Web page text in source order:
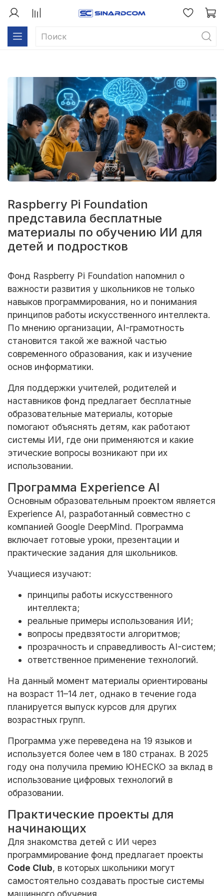
Raspberry Pi Foundation
представила бесплатные
материалы по обучению ИИ для
детей и подростков
Фонд Raspberry Pi Foundation напомнил о
важности развития у школьников не только
навыков программирования, но и понимания
принципов работы искусственного интеллекта.
По мнению организации, AI-грамотность
становится такой же важной частью
современного образования, как и изучение
основ информатики.
Для поддержки учителей, родителей и
наставников фонд предлагает бесплатные
образовательные материалы, которые
помогают объяснять детям, как работают
системы ИИ, где они применяются и какие
этические вопросы возникают при их
использовании.
Программа Experience AI
Основным образовательным проектом является
Experience AI, разработанный совместно с
компанией Google DeepMind. Программа
включает готовые уроки, презентации и
практические задания для школьников.
Учащиеся изучают:
принципы работы искусственного
интеллекта;
реальные примеры использования ИИ;
вопросы предвзятости алгоритмов;
прозрачность и справедливость AI-систем;
ответственное применение технологий.
На данный момент материалы ориентированы
на возраст 11–14 лет, однако в течение года
планируется выпуск курсов для других
возрастных групп.
Программа уже переведена на 19 языков и
используется более чем в 180 странах. В 2025
году она получила премию ЮНЕСКО за вклад в
использование цифровых технологий в
образовании.
Практические проекты для
начинающих
Для знакомства детей с ИИ через
программирование фонд предлагает проекты
Code Club, в которых школьники могут
самостоятельно создавать простые системы
машинного обучения.